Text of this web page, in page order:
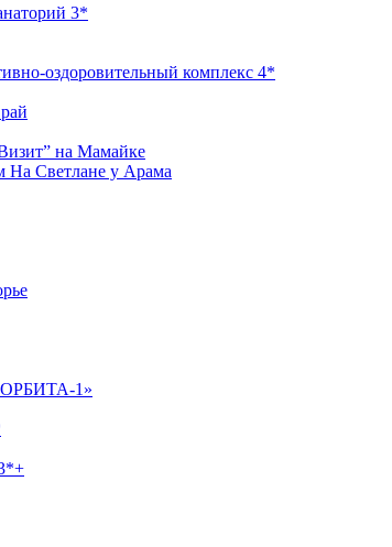
3*
оздоровительный комплекс 4*
на Мамайке
На Светлане у Арама
1»